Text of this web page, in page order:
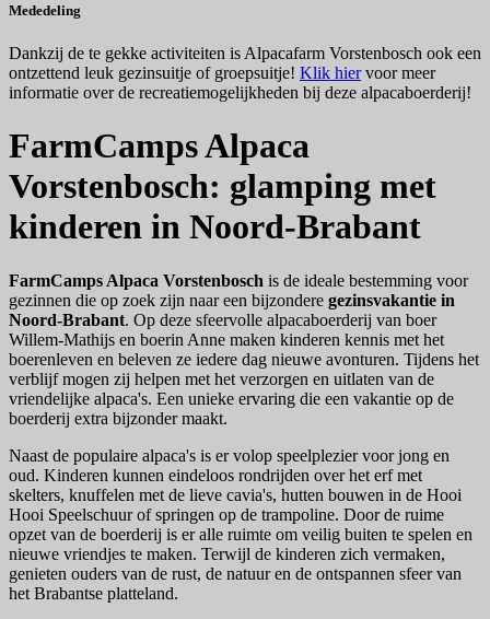
Mededeling
Dankzij de te gekke activiteiten is Alpacafarm Vorstenbosch ook een
ontzettend leuk gezinsuitje of groepsuitje! Klik hiervoor meer
informatie over de recreatiemogelijkheden bij deze alpacaboerderij!
FarmCamps Alpaca
Vorstenbosch: glamping met
kinderen in Noord-Brabant
FarmCamps Alpaca Vorstenbosch is de ideale bestemming voor
gezinnen die op zoek zijn naar een bijzondere gezinsvakantie in
Noord-Brabant. Op deze sfeervolle alpacaboerderij van boer
Willem-Mathijs en boerin Anne maken kinderen kennis met het
boerenleven en beleven ze iedere dag nieuwe avonturen. Tijdens het
verblijf mogen zij helpen met het verzorgen en uitlaten van de
vriendelijke alpaca's. Een unieke ervaring die een vakantie op de
boerderij extra bijzonder maakt.
Naast de populaire alpaca's is er volop speelplezier voor jong en
oud. Kinderen kunnen eindeloos rondrijden over het erf met
skelters, knuffelen met de lieve cavia's, hutten bouwen in de Hooi
Hooi Speelschuur of springen op de trampoline. Door de ruime
opzet van de boerderij is er alle ruimte om veilig buiten te spelen en
nieuwe vriendjes te maken. Terwijl de kinderen zich vermaken,
genieten ouders van de rust, de natuur en de ontspannen sfeer van
het Brabantse platteland.